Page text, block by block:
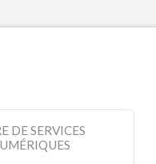
DE SERVICES